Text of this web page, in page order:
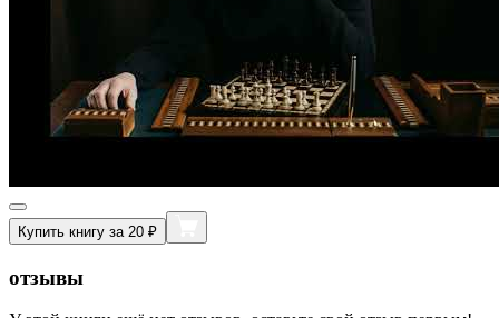
Купить книгу за 20 ₽
отзывы